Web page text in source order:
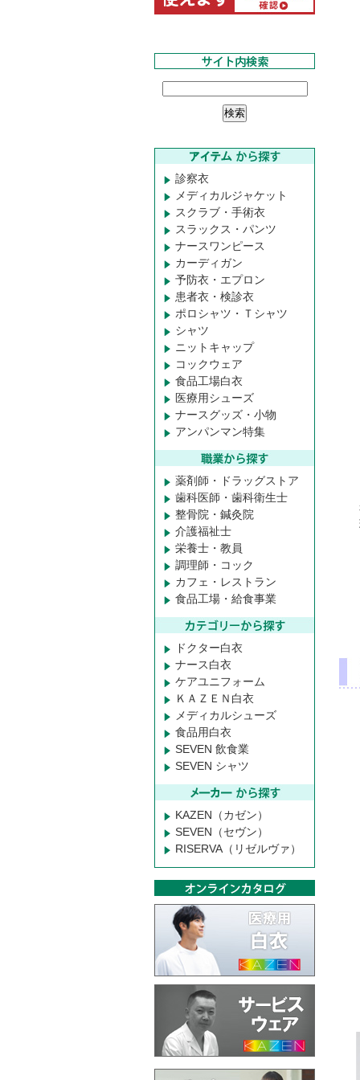
診察衣
メディカルジャケット
スクラブ・手術衣
スラックス・パンツ
ナースワンピース
カーディガン
予防衣・エプロン
患者衣・検診衣
ポロシャツ・Ｔシャツ
シャツ
ニットキャップ
コックウェア
食品工場白衣
医療用シューズ
ナースグッズ・小物
アンパンマン特集
薬剤師・ドラッグストア
歯科医師・歯科衛生士
整骨院・鍼灸院
介護福祉士
栄養士・教員
調理師・コック
カフェ・レストラン
食品工場・給食事業
ドクター白衣
ナース白衣
ケアユニフォーム
ＫＡＺＥＮ白衣
メディカルシューズ
食品用白衣
SEVEN 飲食業
SEVEN シャツ
KAZEN（カゼン）
SEVEN（セヴン）
RISERVA（リゼルヴァ）